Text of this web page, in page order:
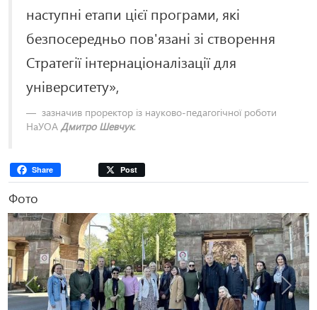
наступні етапи цієї програми, які
безпосередньо пов'язані зі створення
Стратегії інтернаціоналізації для
університету»,
зазначив проректор із науково-педагогічної роботи
НаУОА Дмитро Шевчук.
Share Post
Фото
Попередня